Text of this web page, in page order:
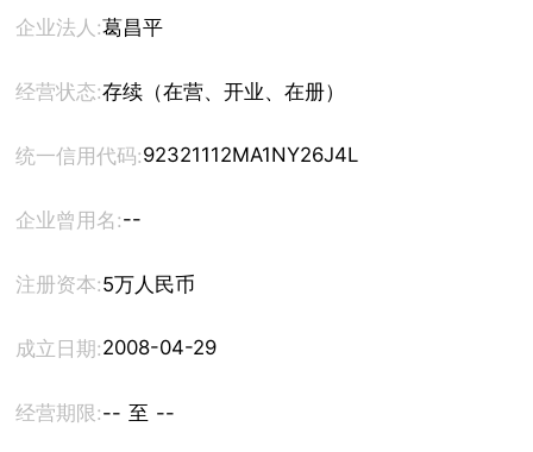
企业法人:葛昌平
经营状态:存续（在营、开业、在册）
统一信用代码:92321112MA1NY26J4L
企业曾用名:--
注册资本:5万人民币
成立日期:2008-04-29
经营期限: -- 至 --